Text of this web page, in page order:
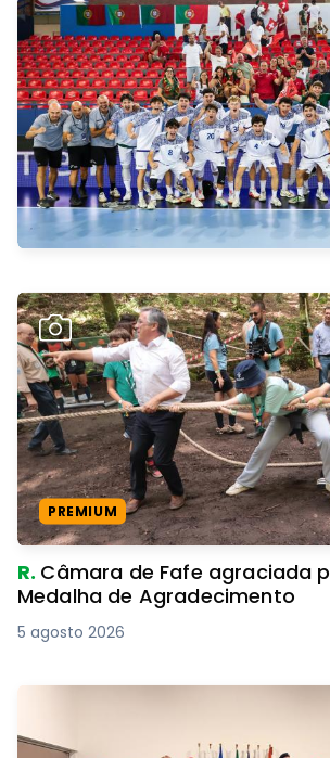
PREMIUM
R. Câmara de Fafe agraciada pelo
Medalha de Agradecimento
5 agosto 2026